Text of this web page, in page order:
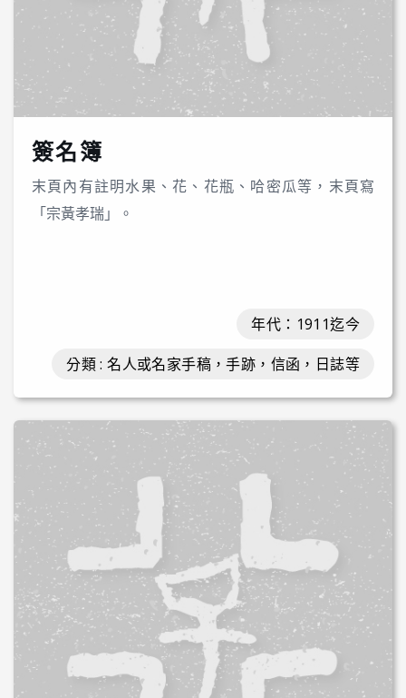
簽名簿
末頁內有註明水果、花、花瓶、哈密瓜等，末頁寫
「宗黃孝瑞」。
年代：1911迄今
分類 : 名人或名家手稿，手跡，信函，日誌等